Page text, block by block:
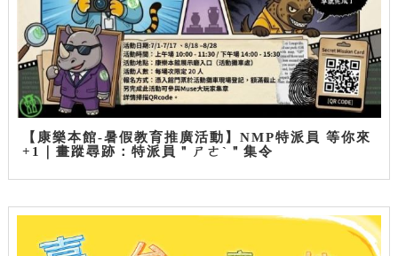
【康樂本館-暑假教育推廣活動】NMP特派員 等你來
+1｜畫蹤尋跡：特派員＂ㄕㄜˋ＂集令